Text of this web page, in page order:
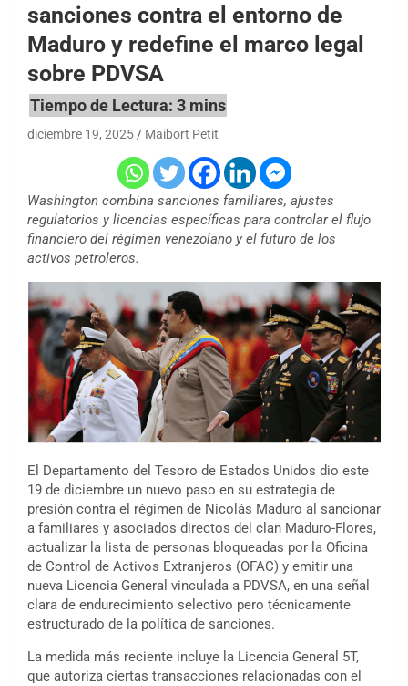
sanciones contra el entorno de
Maduro y redefine el marco legal
sobre PDVSA
diciembre 19, 2025 Maibort Petit
Washington combina sanciones familiares, ajustes
regulatorios y licencias específicas para controlar el flujo
financiero del régimen venezolano y el futuro de los
activos petroleros.
El Departamento del Tesoro de Estados Unidos dio este
19 de diciembre un nuevo paso en su estrategia de
presión contra el régimen de Nicolás Maduro al sancionar
a familiares y asociados directos del clan Maduro-Flores,
actualizar la lista de personas bloqueadas por la Oficina
de Control de Activos Extranjeros (OFAC) y emitir una
nueva Licencia General vinculada a PDVSA, en una señal
clara de endurecimiento selectivo pero técnicamente
estructurado de la política de sanciones.
La medida más reciente incluye la Licencia General 5T,
que autoriza ciertas transacciones relacionadas con el